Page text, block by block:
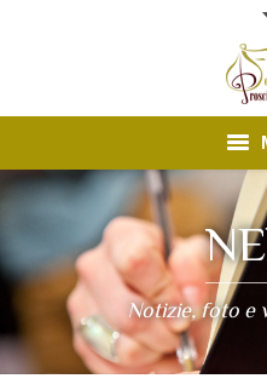
Edizione 2026
Finestre Aperte
News
Prosciutto di
Notizie, foto e